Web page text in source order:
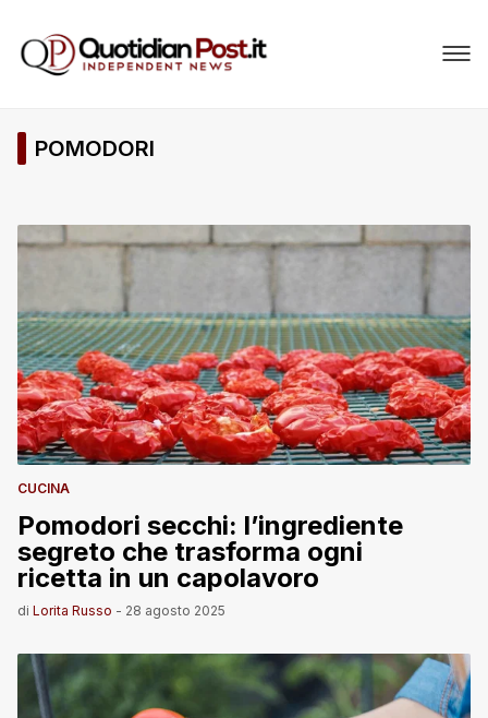
POMODORI
CUCINA
Pomodori secchi: l’ingrediente
segreto che trasforma ogni
ricetta in un capolavoro
di Lorita Russo - 28 agosto 2025